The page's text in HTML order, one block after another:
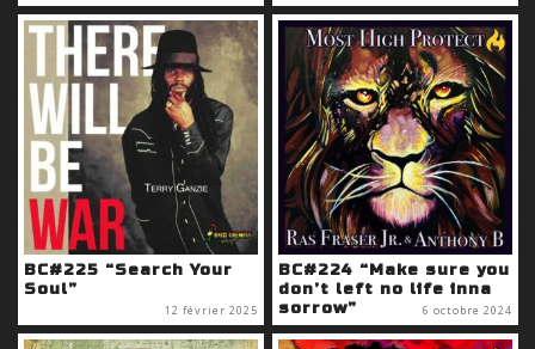
BC#225 “Search Your
Soul”
12 février 2025
BC#224 “Make sure you
don’t left no life inna
sorrow”
6 octobre 2024